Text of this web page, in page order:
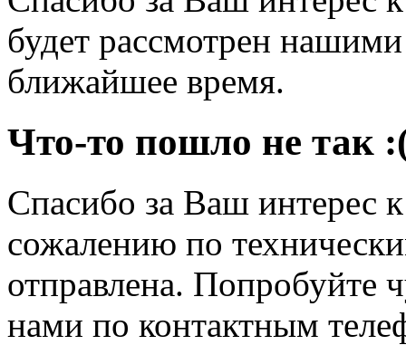
будет рассмотрен
ближайшее время.
Что-то пошло не так
Спасибо за Ваш интерес
сожалению по
отправлена. Попробуйте
нами по контактным